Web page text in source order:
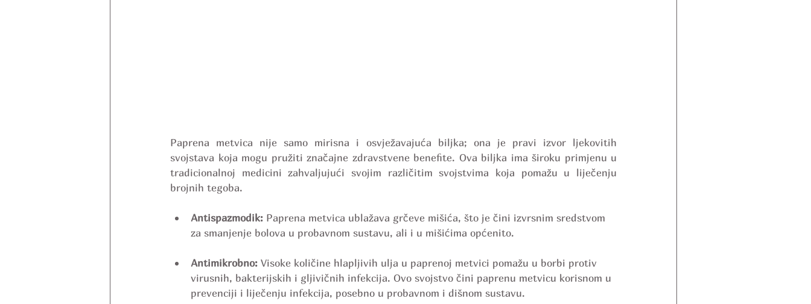
Paprena metvica nije samo mirisna i osvježavajuća biljka; ona je pravi izvor ljekovitih
svojstava koja mogu pružiti značajne zdravstvene benefite. Ova biljka ima široku primjenu u
tradicionalnoj medicini zahvaljujući svojim različitim svojstvima koja pomažu u liječenju
brojnih tegoba.
Antispazmodik: Paprena metvica ublažava grčeve mišića, što je čini izvrsnim sredstvom
za smanjenje bolova u probavnom sustavu, ali i u mišićima općenito.
Antimikrobno: Visoke količine hlapljivih ulja u paprenoj metvici pomažu u borbi protiv
virusnih, bakterijskih i gljivičnih infekcija. Ovo svojstvo čini paprenu metvicu korisnom u
prevenciji i liječenju infekcija, posebno u probavnom i dišnom sustavu.